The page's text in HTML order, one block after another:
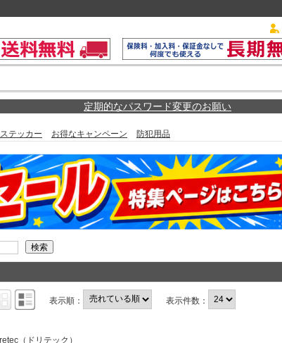
定期的なパスワード変更のお願い
テッカー お得なキャンペーン 防犯用品
表示順： 表示件数：
（ドリテック）